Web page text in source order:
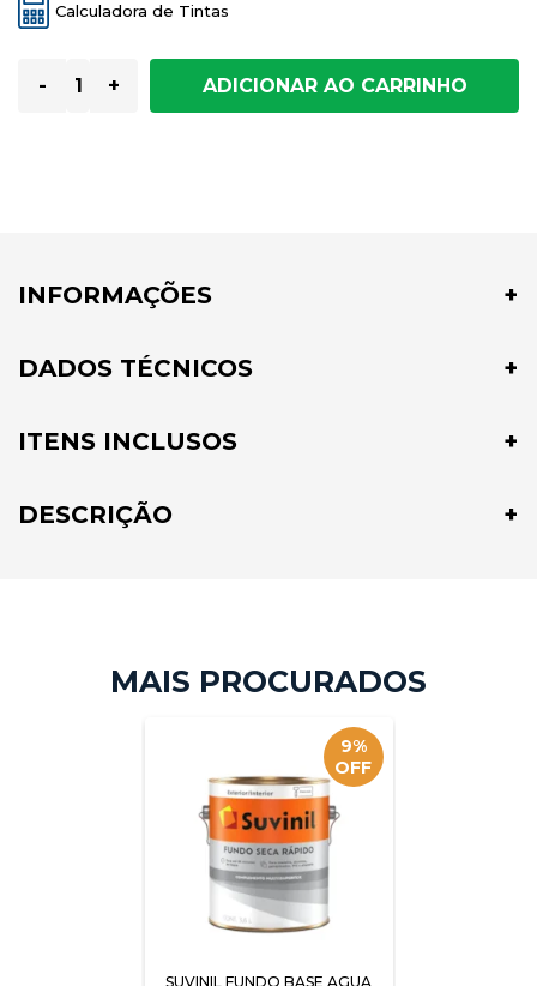
Calculadora de Tintas
- +
INFORMAÇÕES
DADOS TÉCNICOS
ITENS INCLUSOS
DESCRIÇÃO
9%
OFF
SUVINIL FUNDO BASE AGUA